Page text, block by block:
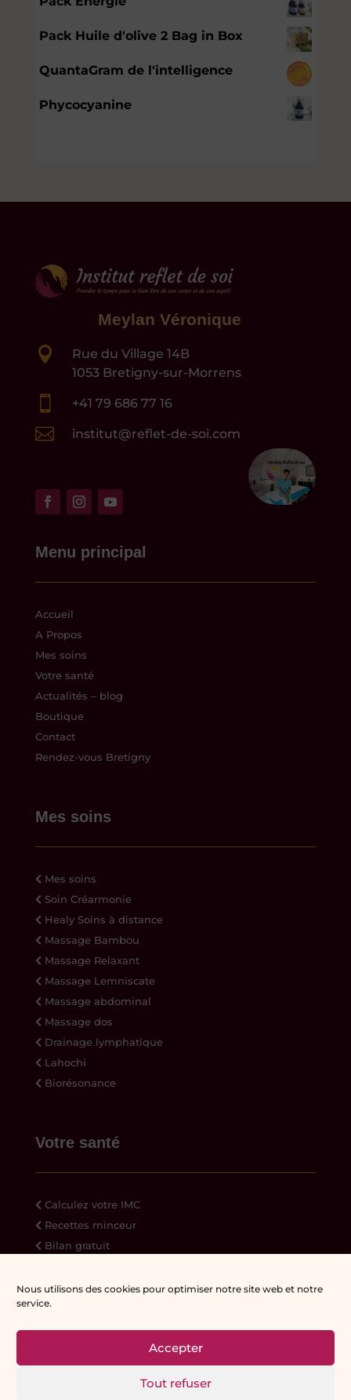
Nous utilisons des cookies pour optimiser notre site web et notre
service.
Accepter
Tout refuser
Pack Huile d'olive 2 Bag in Box
QuantaGram de l'intelligence
Phycocyanine
Meylan Véronique

Rue du Village 14B
1053 Bretigny-sur-Morrens
 +41 79 686 77 16
 institut@reflet-de-soi.com
Menu principal
Accueil
A Propos
Mes soins
Votre santé
Actualités – blog
Boutique
Contact
Rendez-vous Bretigny
Mes soins
Mes soins
Soin Créarmonie
Healy Soins à distance
Massage Bambou
Massage Relaxant
Massage Lemniscate
Massage abdominal
Massage dos
Drainage lymphatique
Lahochi
Biorésonance
Votre santé
Calculez votre IMC
Recettes minceur
Bilan gratuit
Réalisation Web:Creaphism